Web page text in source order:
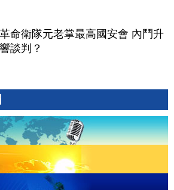
命衛隊元老掌最高國安會 內鬥升
談判？